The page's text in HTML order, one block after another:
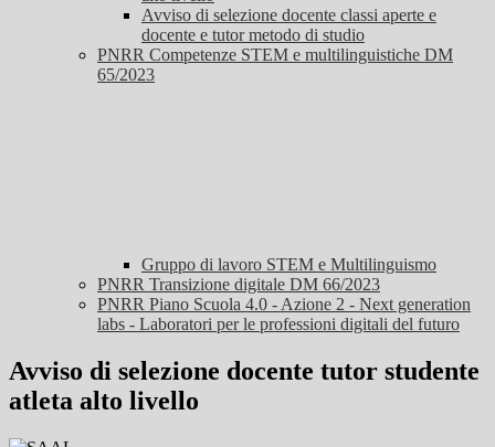
Avviso di selezione docente classi aperte e
docente e tutor metodo di studio
PNRR Competenze STEM e multilinguistiche DM
65/2023
Gruppo di lavoro STEM e Multilinguismo
PNRR Transizione digitale DM 66/2023
PNRR Piano Scuola 4.0 - Azione 2 - Next generation
labs - Laboratori per le professioni digitali del futuro
Avviso di selezione docente tutor studente
atleta alto livello